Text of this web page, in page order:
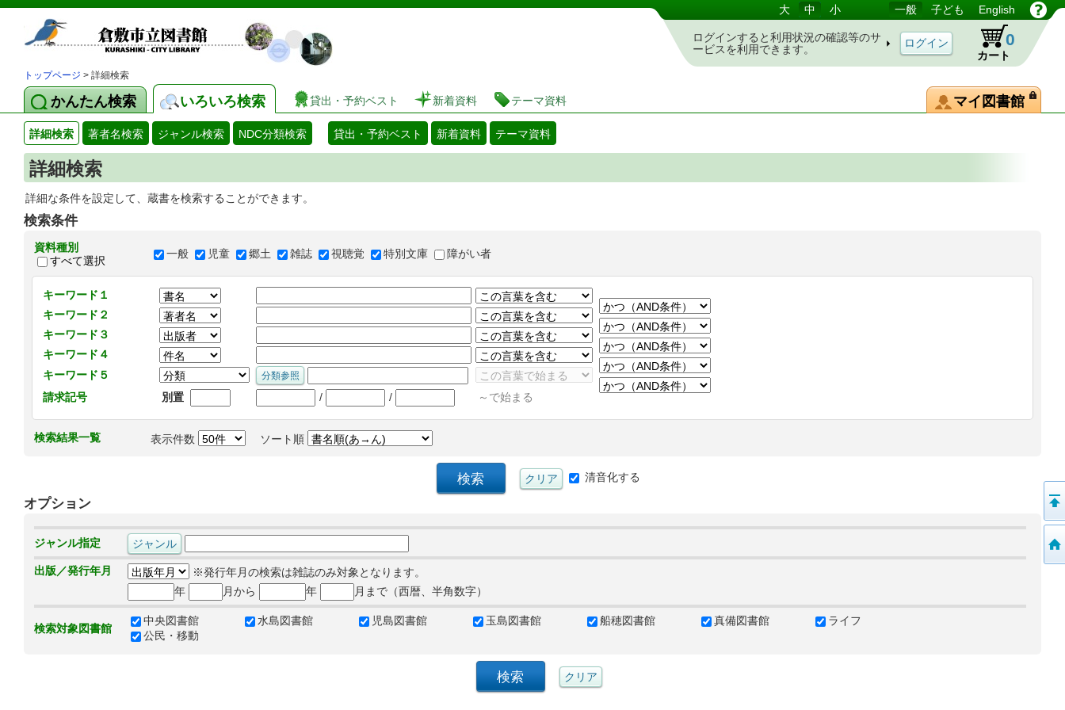
図書館 蔵書検索・予約システム 大 中 小 一般 子ども English
ログインすると利用状況の確認等のサ
ービスを利用できます。
カート
0
トップページ > 詳細検索
かんたん検索 いろいろ検索 貸出・予約ベスト 新着資料 テーマ資料 マイ図書館
詳細検索 著者名検索 ジャンル検索 NDC分類検索 貸出・予約ベスト 新着資料 テーマ資料
詳細検索
詳細な条件を設定して、蔵書を検索することができます。
検索条件
資料種別
すべて選択
一般 児童 郷土 雑誌 視聴覚 特別文庫 障がい者
キーワード１
キーワード２
キーワード３
キーワード４
キーワード５
請求記号
別置 / / ～で始まる
検索結果一覧 表示件数 ソート順
清音化する
オプション
ジャンル指定
出版／発行年月
※発行年月の検索は雑誌のみ対象となります。
年
月から 年 月まで（西暦、半角数字）
検索対象図書館
中央図書館 水島図書館 児島図書館 玉島図書館 船穂図書館 真備図書館
ライフ
公民・移動